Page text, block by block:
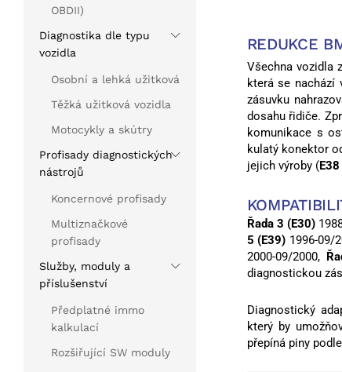
REDUKCE
Všechna vozidla
která se
zásuvku
dosahu řidiče.
komunikace s
kulatý konektor
jejich výroby (E38
Řada 3 (E30)
5 (E39) 1996-09/
2000-09/2000,
diagnostickou
Diagnostický
který by
přepíná piny
OBDII)
Diagnostika dle typu
vozidla
Osobní a lehká užitková
Těžká užitková vozidla
Motocykly a skútry
Profisady diagnostických
nástrojů
Koncernové profisady
Multiznačkové
profisady
Služby, moduly a
příslušenství
Předplatné immo
kalkulací
Rozšiřující SW moduly